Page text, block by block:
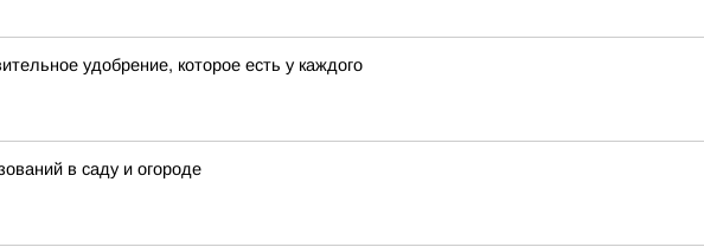
удобрение, которое есть у каждого
в саду и огороде